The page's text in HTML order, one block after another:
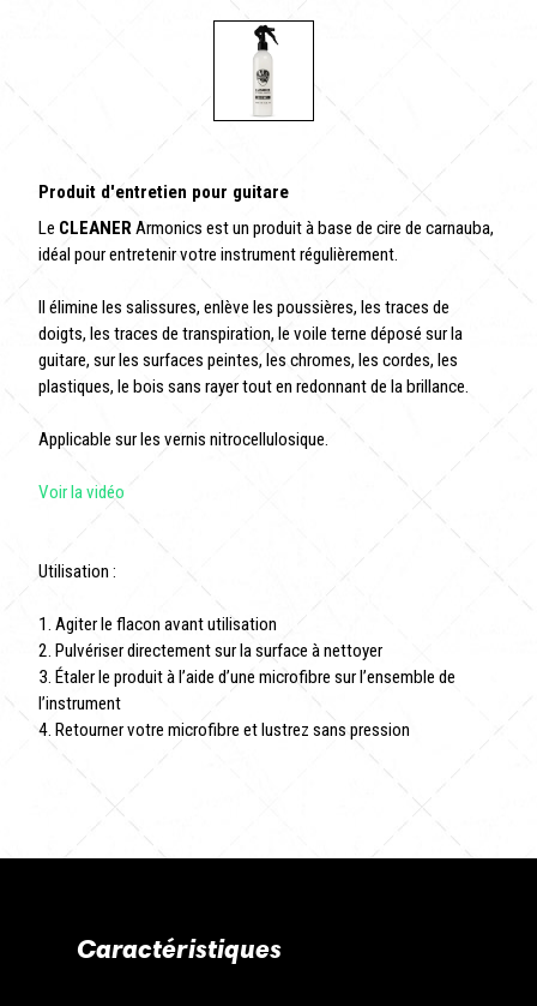
Produit d'entretien pour guitare
Le CLEANER Armonics est un produit à base de cire de carnauba,
idéal pour entretenir votre instrument régulièrement.
Il élimine les salissures, enlève les poussières, les traces de
doigts, les traces de transpiration, le voile terne déposé sur la
guitare, sur les surfaces peintes, les chromes, les cordes, les
plastiques, le bois sans rayer tout en redonnant de la brillance.
Applicable sur les vernis nitrocellulosique.
Voir la vidéo
Utilisation :
1. Agiter le flacon avant utilisation
2. Pulvériser directement sur la surface à nettoyer
3. Étaler le produit à l’aide d’une microfibre sur l’ensemble de
l’instrument
4. Retourner votre microfibre et lustrez sans pression
Caractéristiques